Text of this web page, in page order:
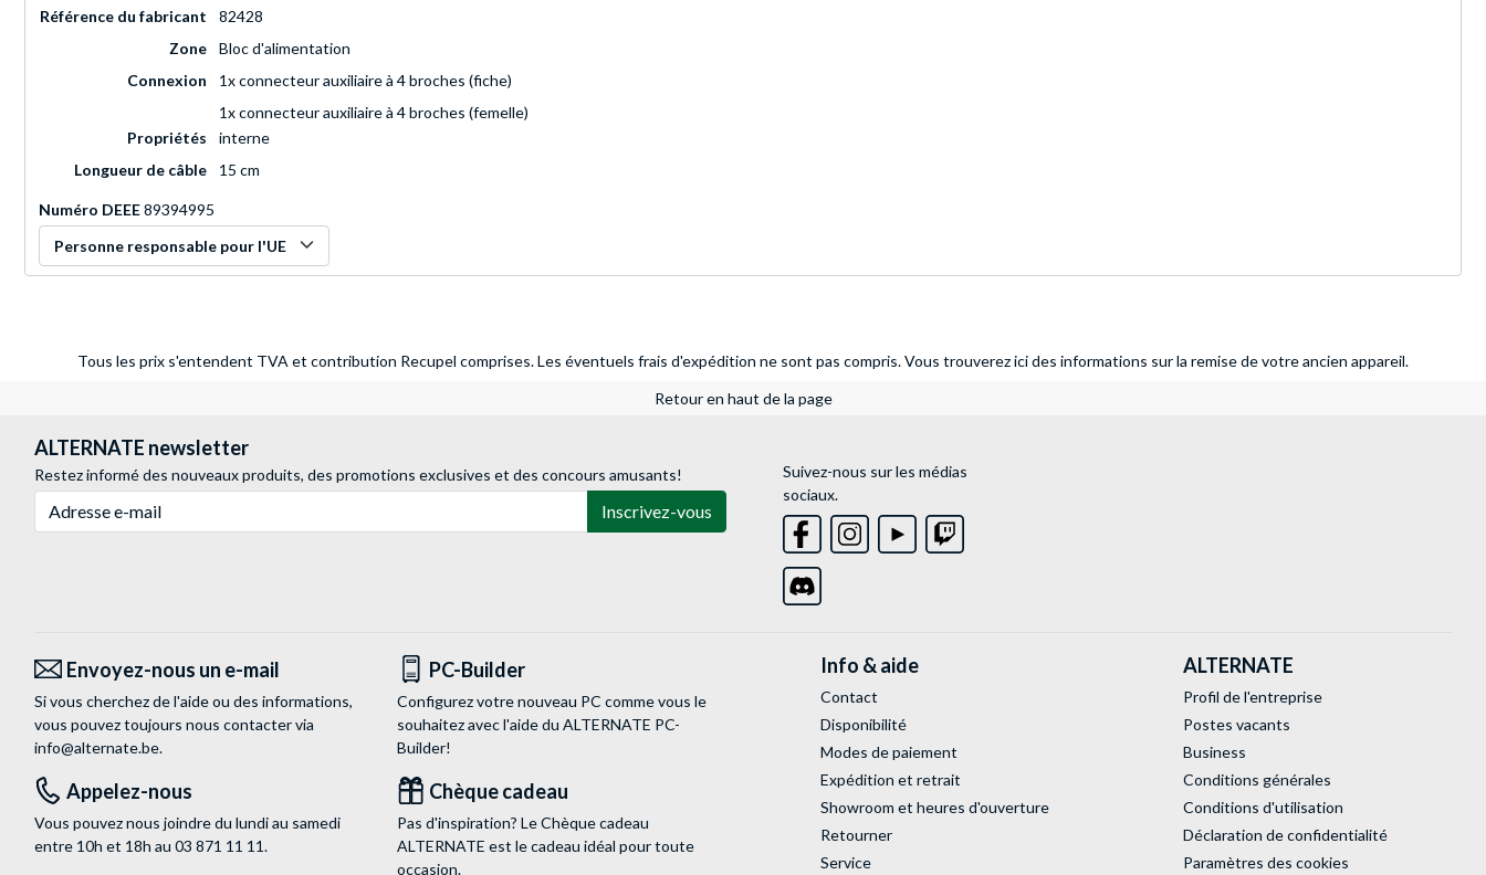
Référence du fabricant
82428
Zone
Bloc d'alimentation
Connexion
1x connecteur auxiliaire à 4 broches (fiche)
1x connecteur auxiliaire à 4 broches (femelle)
Propriétés
interne
Longueur de câble
15 cm
Numéro DEEE89394995
Personne responsable pour l'UE
Tous les prix s'entendent TVA et contribution Recupel comprises. Les éventuels frais d'expédition ne sont pas compris.Vous trouverez ici des informations sur la remise de votre ancien appareil.
Retour en haut de la page
ALTERNATE newsletter
Restez informé des nouveaux produits, des promotions exclusives et des concours amusants!
Inscrivez-vous
Suivez-nous sur les médias
sociaux.
Envoyez-nous un e-mail
Si vous cherchez de l'aide ou des informations,
vous pouvez toujours nous contacter via
info@alternate.be.
PC-Builder
Configurez votre nouveau PC comme vous le
souhaitez avec l'aide du ALTERNATE PC-
Builder!
Appelez-nous
Vous pouvez nous joindre du lundi au samedi
entre 10h et 18h au 03 871 11 11.
Chèque cadeau
Pas d'inspiration? Le Chèque cadeau
ALTERNATE est le cadeau idéal pour toute
occasion.
Info & aide
Contact
Disponibilité
Modes de paiement
Expédition et retrait
Showroom et heures d'ouverture
Retourner
Service
ALTERNATE
Profil de l'entreprise
Postes vacants
Business
Conditions générales
Conditions d'utilisation
Déclaration de confidentialité
Paramètres des cookies